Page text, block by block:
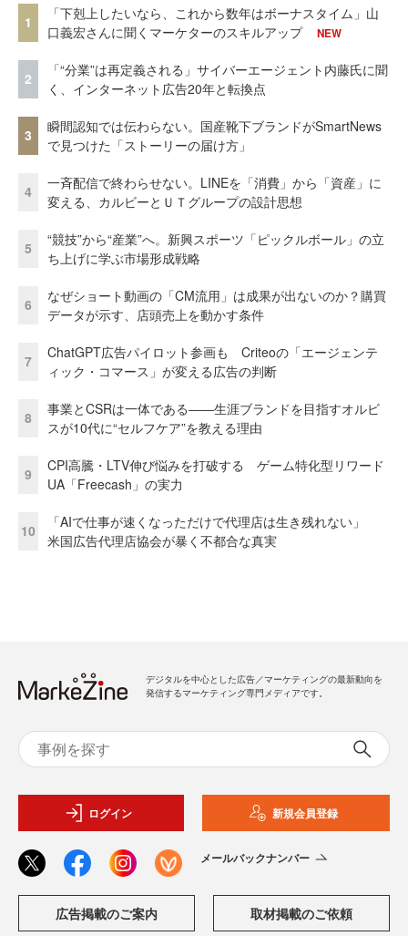
1
「下剋上したいなら、これから数年はボーナスタイム」山
口義宏さんに聞くマーケターのスキルアップ
NEW
2
「“分業”は再定義される」サイバーエージェント内藤氏に聞
く、インターネット広告20年と転換点
3
瞬間認知では伝わらない。国産靴下ブランドがSmartNews
で見つけた「ストーリーの届け方」
4
一斉配信で終わらせない。LINEを「消費」から「資産」に
変える、カルビーとＵＴグループの設計思想
5
“競技”から“産業”へ。新興スポーツ「ピックルボール」の立
ち上げに学ぶ市場形成戦略
6
なぜショート動画の「CM流用」は成果が出ないのか？購買
データが示す、店頭売上を動かす条件
7
ChatGPT広告パイロット参画も Criteoの「エージェンテ
ィック・コマース」が変える広告の判断
8
事業とCSRは一体である――生涯ブランドを目指すオルビ
スが10代に“セルフケア”を教える理由
9
CPI高騰・LTV伸び悩みを打破する ゲーム特化型リワード
UA「Freecash」の実力
10
「AIで仕事が速くなっただけで代理店は生き残れない」
米国広告代理店協会が暴く不都合な真実
デジタルを中心とした広告／マーケティングの最新動向を
発信するマーケティング専門メディアです。
ログイン 新規会員登録
メールバックナンバー
広告掲載のご案内 取材掲載のご依頼